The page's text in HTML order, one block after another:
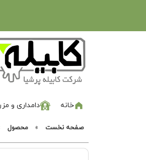
خانه دامداری و
صفحه نخست » محصول